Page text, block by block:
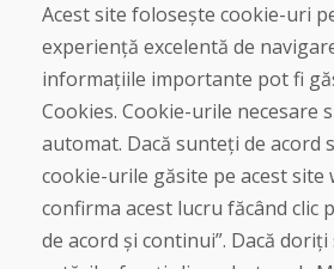
Blog
Despre noi
Magazin
Contact
Cumpărare
Magazin online
Termeni și condiții de
Livrare și plată
Acest site folosește cookie-uri
experiență excelentă de
informațiile importante pot fi
Cookies. Cookie-urile necesare
automat. Dacă sunteți de acord
cookie-urile găsite pe acest site
confirma acest lucru făcând clic
de acord și continui”. Dacă